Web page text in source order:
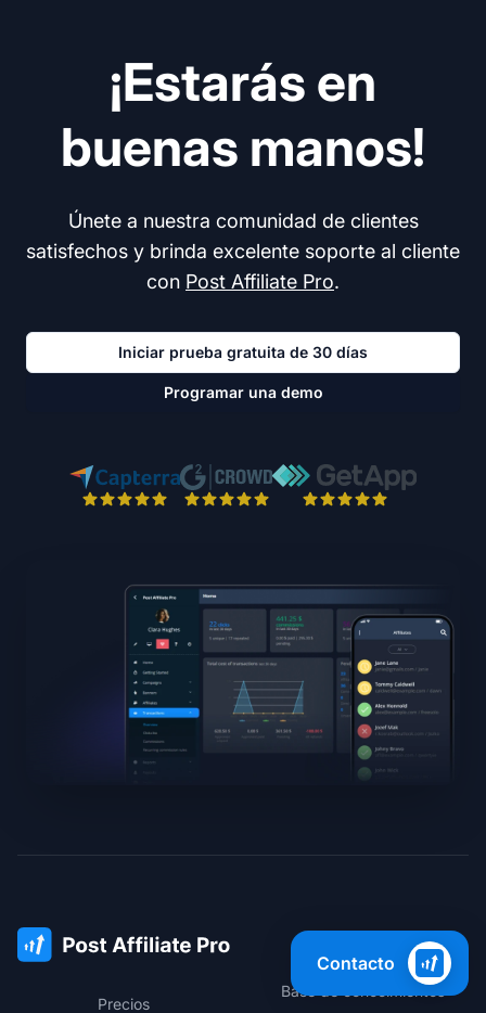
¡Estarás en
buenas manos!
Únete a nuestra comunidad de clientes
satisfechos y brinda excelente soporte al cliente
con Post Affiliate Pro.
Iniciar prueba gratuita de 30 días
Programar una demo
Precios
Base de conocimientos
Contacto